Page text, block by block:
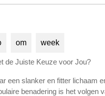
om week
de Juiste Keuze voor Jou?
een slanker en fitter lichaam
benadering is het volgen